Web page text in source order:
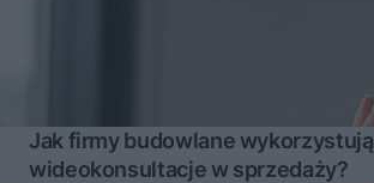
Jak firmy budowlane wykorzystują
wideokonsultacje w sprzedaży?